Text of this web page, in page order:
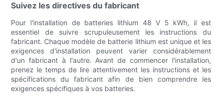
Suivez les directives du fabricant
Pour l'installation de batteries lithium 48 V 5 kWh, il est
essentiel de suivre scrupuleusement les instructions du
fabricant. Chaque modèle de batterie lithium est unique et les
exigences d'installation peuvent varier considérablement
d'un fabricant à l'autre. Avant de commencer l'installation,
prenez le temps de lire attentivement les instructions et les
spécifications du fabricant afin de bien comprendre les
exigences spécifiques à vos batteries.